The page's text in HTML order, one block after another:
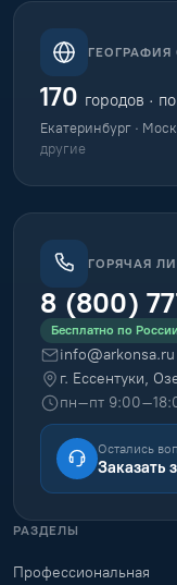
ГЕОГРАФИЯ
170 городов ·
Екатеринбург ·
другие
ГОРЯЧАЯ
8 (800)
Бесплатно по
info@arkonsa.ru
г. Ессентуки,
пн–пт
Остались
Заказать
РАЗДЕЛЫ
Профессиональная